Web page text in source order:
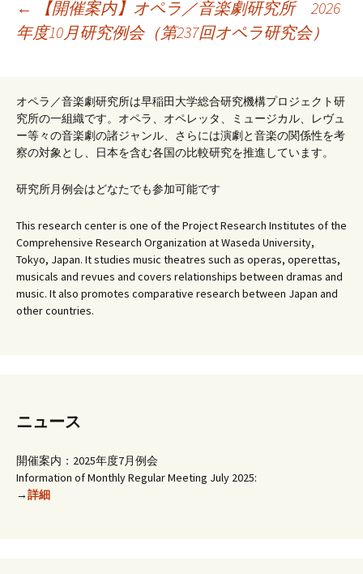
投
ナ
ビ
ゲ
ー
シ
ン
←
【開催案内】オペラ／音楽劇研究所 2026
年度10月研究例会（第237回オペラ研究会）
オペラ／音楽劇研究所は早稲田大学総合研究機構プロジェクト研
究所の一組織です。オペラ、オペレッタ、ミュージカル、レヴュ
ー等々の音楽劇の諸ジャンル、さらには演劇と音楽の関係性を考
察の対象とし、日本を含む各国の比較研究を推進しています。
研究所月例会はどなたでも参加可能です
This research center is one of the Project Research Institutes of the
Comprehensive Research Organization at Waseda University,
Tokyo, Japan. It studies music theatres such as operas, operettas,
musicals and revues and covers relationships between dramas and
music. It also promotes comparative research between Japan and
other countries.
ニュース
開催案内：2025年度7月例会
Information of Monthly Regular Meeting July 2025:
→詳細